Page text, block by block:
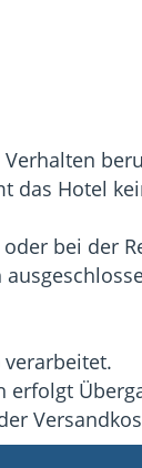
das Hotel
bei der
verarbeitet.